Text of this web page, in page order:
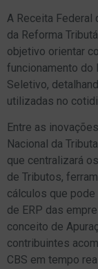
A Receita Federal
da Reforma
objetivo orientar
funcionamento do
Seletivo,
utilizadas no
Entre as
Nacional da
que centralizará
de Tributos,
cálculos que
de ERP das
conceito de
contribuintes
CBS em tempo